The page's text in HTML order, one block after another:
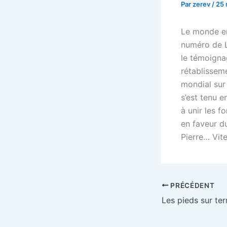
Parzerev / 25
Le monde
numéro de
le
mondial
s’est tenu
à unir les
en faveur
Pierre…
PRÉCÉDENT